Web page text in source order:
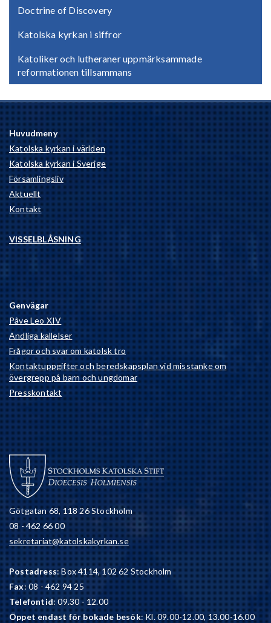
Doctrine of Discovery
Katolska kyrkan i siffror
Katoliker och lutheraner uppmärksammade
reformationen tillsammans
Huvudmeny
Katolska kyrkan i världen
Katolska kyrkan i Sverige
Församlingsliv
Aktuellt
Kontakt
VISSELBLÅSNING
Genvägar
Påve Leo XIV
Andliga kallelser
Frågor och svar om katolsk tro
Kontaktuppgifter och beredskapsplan vid misstanke om
övergrepp på barn och ungdomar
Presskontakt
Götgatan 68, 118 26 Stockholm
08 - 462 66 00
sekretariat@katolskakyrkan.se
Postadress: Box 4114, 102 62 Stockholm
Fax: 08 - 462 94 25
Telefontid: 09.30 - 12.00
Öppet endast för bokade besök: Kl. 09.00-12.00, 13.00-16.00